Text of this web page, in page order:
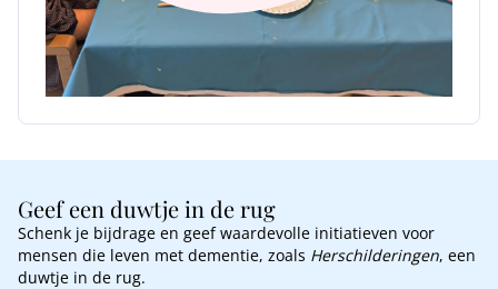
Geef een duwtje in de rug
Schenk je bijdrage en geef waardevolle initiatieven voor
mensen die leven met dementie, zoals Herschilderingen, een
duwtje in de rug.